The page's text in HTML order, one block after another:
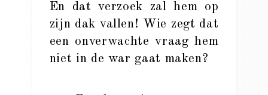
En dat verzoek zal hem op
zijn dak vallen! Wie zegt dat
een onverwachte vraag hem
niet in de war gaat maken?